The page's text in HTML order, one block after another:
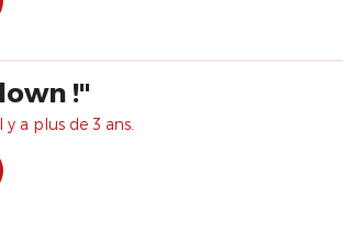
!"
a plus de 3 ans.